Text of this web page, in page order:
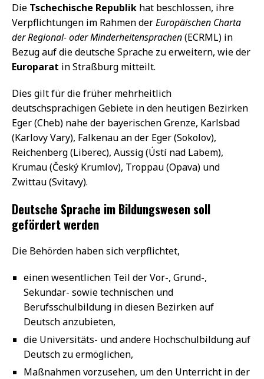
Die Tschechische Republik hat beschlossen, ihre
Verpflichtungen im Rahmen derEuropäischen Charta
der Regional- oder Minderheitensprachen(ECRML) in
Bezug auf die deutsche Sprache zu erweitern, wie der
Europarat in Straßburg mitteilt.
Dies gilt für die früher mehrheitlich
deutschsprachigen Gebiete in den heutigen Bezirken
Eger (Cheb) nahe der bayerischen Grenze, Karlsbad
(Karlovy Vary), Falkenau an der Eger (Sokolov),
Reichenberg (Liberec), Aussig (Ústí nad Labem),
Krumau (Český Krumlov), Troppau (Opava) und
Zwittau (Svitavy).
Deutsche Sprache im Bildungswesen soll
gefördert werden
Die Behörden haben sich verpflichtet,
einen wesentlichen Teil der Vor-, Grund-,
Sekundar- sowie technischen und
Berufsschulbildung in diesen Bezirken auf
Deutsch anzubieten,
die Universitäts- und andere Hochschulbildung auf
Deutsch zu ermöglichen,
Maßnahmen vorzusehen, um den Unterricht in der